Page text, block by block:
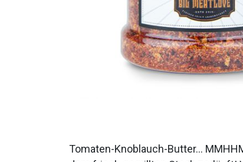
Tomaten-Knoblauch-Butter...